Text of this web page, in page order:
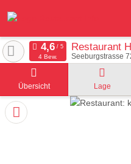
Restaurant
Seeburgstrasse
4 Bew.
Übersicht Lage